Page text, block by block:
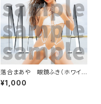
落合まあや 眼鏡ふき（ホワイト
ビーチ）
¥1,000